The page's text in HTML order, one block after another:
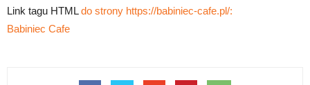
Link tagu HTMLdo strony https://babiniec-cafe.pl/:
Babiniec Cafe